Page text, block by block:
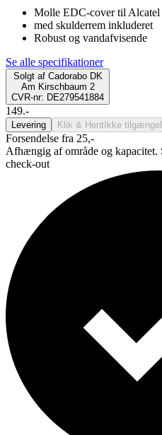
Molle EDC-cover til Alcatel
med skulderrem inkluderet
Robust og vandafvisende
Se alle specifikationer
Solgt af Cadorabo DK
Am Kirschbaum 2
CVR-nr: DE279541884
149.-
Levering Klik & Hent Ikke
Forsendelse fra 25,-
Afhængig af område og kapacitet.
check-out